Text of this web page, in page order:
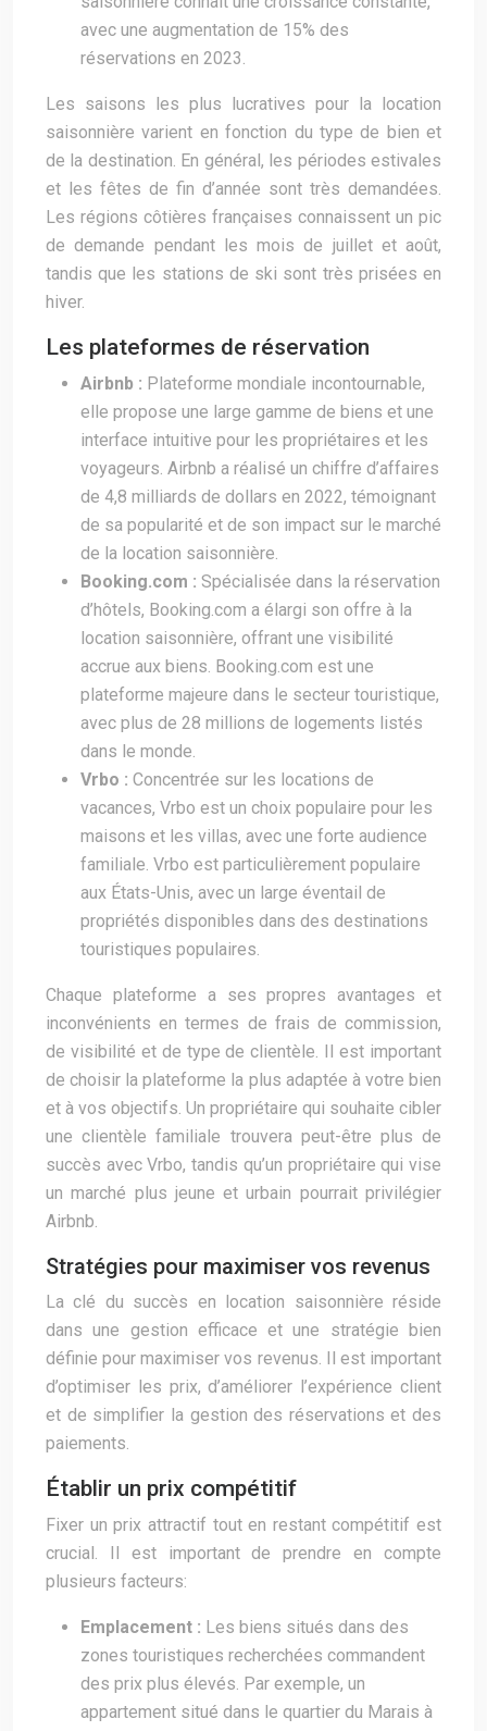
avec une augmentation de 15% des
réservations en 2023.
Les saisons les plus lucratives pour la location
saisonnière varient en fonction du type de bien et
de la destination. En général, les périodes estivales
et les fêtes de fin d’année sont très demandées.
Les régions côtières françaises connaissent un pic
de demande pendant les mois de juillet et août,
tandis que les stations de ski sont très prisées en
hiver.
Les plateformes de réservation
Airbnb : Plateforme mondiale incontournable,
elle propose une large gamme de biens et une
interface intuitive pour les propriétaires et les
voyageurs. Airbnb a réalisé un chiffre d’affaires
de 4,8 milliards de dollars en 2022, témoignant
de sa popularité et de son impact sur le marché
de la location saisonnière.
Booking.com : Spécialisée dans la réservation
d’hôtels, Booking.com a élargi son offre à la
location saisonnière, offrant une visibilité
accrue aux biens. Booking.com est une
plateforme majeure dans le secteur touristique,
avec plus de 28 millions de logements listés
dans le monde.
Vrbo : Concentrée sur les locations de
vacances, Vrbo est un choix populaire pour les
maisons et les villas, avec une forte audience
familiale. Vrbo est particulièrement populaire
aux États-Unis, avec un large éventail de
propriétés disponibles dans des destinations
touristiques populaires.
Chaque plateforme a ses propres avantages et
inconvénients en termes de frais de commission,
de visibilité et de type de clientèle. Il est important
de choisir la plateforme la plus adaptée à votre bien
et à vos objectifs. Un propriétaire qui souhaite cibler
une clientèle familiale trouvera peut-être plus de
succès avec Vrbo, tandis qu’un propriétaire qui vise
un marché plus jeune et urbain pourrait privilégier
Airbnb.
Stratégies pour maximiser vos revenus
La clé du succès en location saisonnière réside
dans une gestion efficace et une stratégie bien
définie pour maximiser vos revenus. Il est important
d’optimiser les prix, d’améliorer l’expérience client
et de simplifier la gestion des réservations et des
paiements.
Établir un prix compétitif
Fixer un prix attractif tout en restant compétitif est
crucial. Il est important de prendre en compte
plusieurs facteurs:
Emplacement : Les biens situés dans des
zones touristiques recherchées commandent
des prix plus élevés. Par exemple, un
appartement situé dans le quartier du Marais à